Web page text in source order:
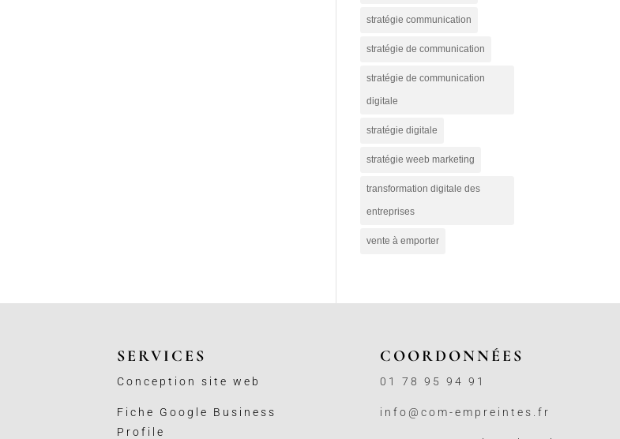
stratégie communication
stratégie de communication
stratégie de communication
digitale
stratégie digitale
stratégie weeb marketing
transformation digitale des
entreprises
vente à emporter
SERVICES
Conception site web
Fiche Google Business
Profile
COORDONNÉES
01 78 95 94 91
info@com-empreintes.fr